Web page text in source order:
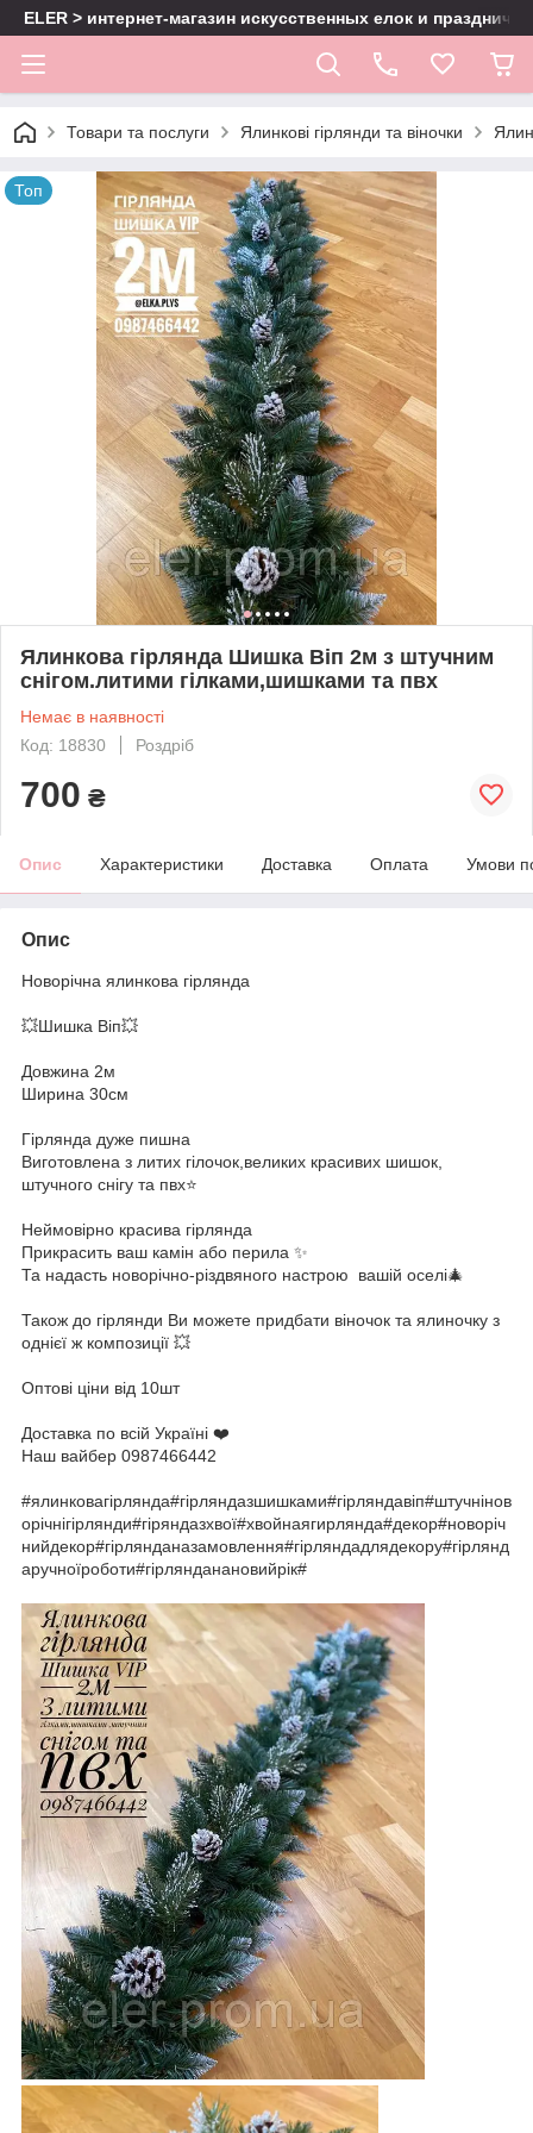
ELER > интернет-магазин искусственных елок и
Товари та послуги Ялинкові гірлянди та віночки
Топ
Ялинкова гірлянда Шишка Віп 2м з штучним
снігом.литими гілками,шишками та пвх
Немає в наявності
Код: 18830
Роздріб
700 ₴
Опис Характеристики Доставка Оплата Умови
Опис
Новорічна ялинкова гірлянда
💥Шишка Віп💥
Довжина 2м
Ширина 30см
Гірлянда дуже пишна
Виготовлена з литих гілочок,великих красивих шишок,
штучного снігу та пвх⭐️
Неймовірно красива гірлянда
Прикрасить ваш камін або перила ✨
Та надасть новорічно-різдвяного настрою вашій оселі🎄
Також до гірлянди Ви можете придбати віночок та ялиночку з
однієї ж композиції 💥
Оптові ціни від 10шт
Доставка по всій Україні ❤️
Наш вайбер 0987466442
#ялинковагірлянда#гірляндазшишками#гірляндавіп#штучнінов
орічнігірлянди#гіряндазхвої#хвойнаягирлянда#декор#новоріч
нийдекор#гірлянданазамовлення#гірляндадлядекору#гірлянд
аручноїроботи#гірлянданановийрік#